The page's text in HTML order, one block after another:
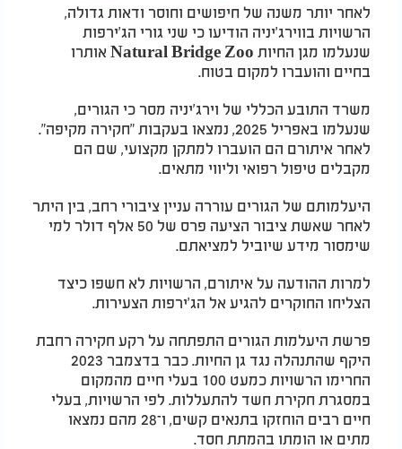
לאחר יותר משנה של חיפושים וחוסר ודאות גדולה,
הרשויות בווירג'יניה הודיעו כי שני גורי הג'ירפות
שנעלמו מגן החיות Natural Bridge Zoo אותרו
בחיים והועברו למקום בטוח.
משרד התובע הכללי של וירג'יניה מסר כי הגורים,
שנעלמו באפריל 2025, נמצאו בעקבות "חקירה מקיפה".
לאחר איתורם הם הועברו למתקן מקצועי, שם הם
מקבלים טיפול רפואי וליווי מתאים.
היעלמותם של הגורים עוררה עניין ציבורי רחב, בין היתר
לאחר שאשת ציבור הציעה פרס של 50 אלף דולר למי
שימסור מידע שיוביל למציאתם.
למרות ההודעה על איתורם, הרשויות לא חשפו כיצד
הצליחו החוקרים להגיע אל הג'ירפות הצעירות.
פרשת היעלמות הגורים התפתחה על רקע חקירה רחבת
היקף שהתנהלה נגד גן החיות. כבר בדצמבר 2023
החרימו הרשויות כמעט 100 בעלי חיים מהמקום
במסגרת חקירת חשד להתעללות. לפי הרשויות, בעלי
חיים רבים הוחזקו בתנאים קשים, ו־28 מהם נמצאו
מתים או הומתו בהמתת חסד.